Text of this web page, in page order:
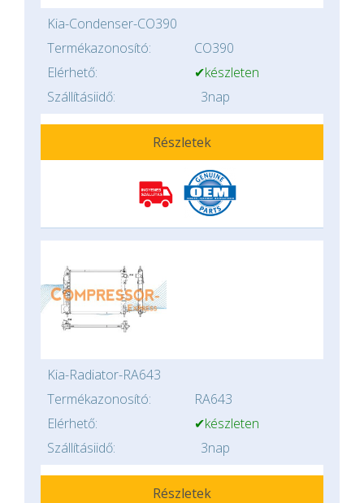
Kia-Condenser-CO390
Termékazonosító:
CO390
Elérhető:
✔készleten
Szállításiidő:
3nap
Részletek
Kia-Radiator-RA643
Termékazonosító:
RA643
Elérhető:
✔készleten
Szállításiidő:
3nap
Részletek